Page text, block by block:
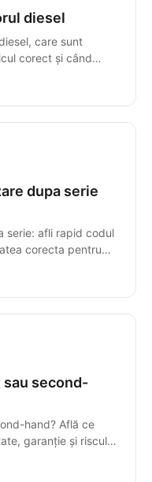
diesel
care sunt
corect și când
dupa serie
serie: afli rapid codul
corecta pentru
second-
hand? Află ce
garanție și riscul